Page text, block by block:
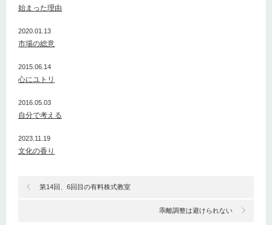
始まった理由
2020.01.13
市場の総意
2015.06.14
心にユトリ
2016.05.03
自分で考える
2023.11.19
文化の香り
第14回、6回目の有料株式教室
乖離調整は避けられない